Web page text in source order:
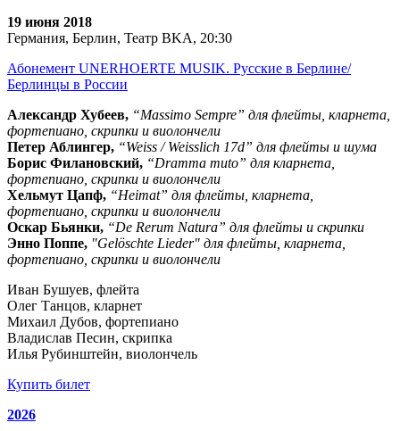
19 июня 2018
Германия, Берлин, Театр BKA, 20:30
Абонемент UNERHOERTE MUSIK. Русские в Берлине/
Берлинцы в России
Александр Хубеев, “Massimo Sempre” для флейты, кларнета,
фортепиано, скрипки и виолончели
Петер Аблингер, “Weiss / Weisslich 17d” для флейты и шума
Борис Филановский, “Dramma muto” для кларнета,
фортепиано, скрипки и виолончели
Хельмут Цапф, “Heimat” для флейты, кларнета,
фортепиано, скрипки и виолончели
Оскар Бьянки, “De Rerum Natura” для флейты и скрипки
Энно Поппе, "Gelöschte Lieder" для флейты, кларнета,
фортепиано, скрипки и виолончели
Иван Бушуев, флейта
Олег Танцов, кларнет
Михаил Дубов, фортепиано
Владислав Песин, скрипка
Илья Рубинштейн, виолончель
Купить билет
2026